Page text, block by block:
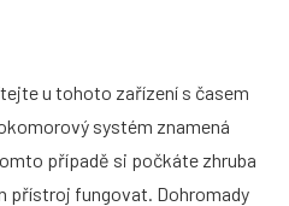
u tohoto zařízení s časem
systém znamená
případě si počkáte zhruba
přístroj fungovat. Dohromady